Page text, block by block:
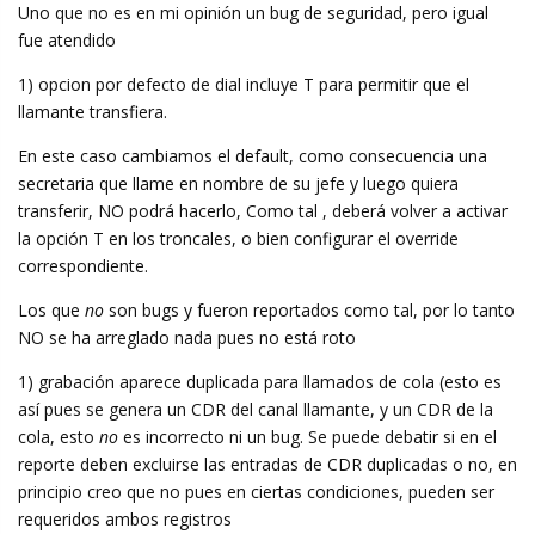
Uno que no es en mi opinión un bug de seguridad, pero igual
fue atendido
1) opcion por defecto de dial incluye T para permitir que el
llamante transfiera.
En este caso cambiamos el default, como consecuencia una
secretaria que llame en nombre de su jefe y luego quiera
transferir, NO podrá hacerlo, Como tal , deberá volver a activar
la opción T en los troncales, o bien configurar el override
correspondiente.
Los que no son bugs y fueron reportados como tal, por lo tanto
NO se ha arreglado nada pues no está roto
1) grabación aparece duplicada para llamados de cola (esto es
así pues se genera un CDR del canal llamante, y un CDR de la
cola, esto no es incorrecto ni un bug. Se puede debatir si en el
reporte deben excluirse las entradas de CDR duplicadas o no, en
principio creo que no pues en ciertas condiciones, pueden ser
requeridos ambos registros